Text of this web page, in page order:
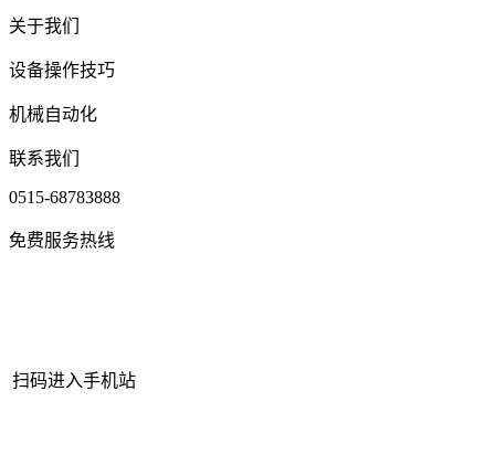
关于我们
设备操作技巧
机械自动化
联系我们
0515-68783888
免费服务热线
扫码进入手机站